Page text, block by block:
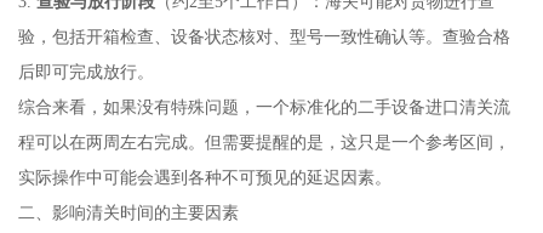
验，包括开箱检查、设备状态核对、型号一致性确认等。查验合格
后即可完成放行。
综合来看，如果没有特殊问题，一个标准化的二手设备进口清关流
程可以在两周左右完成。但需要提醒的是，这只是一个参考区间，
实际操作中可能会遇到各种不可预见的延迟因素。
二、影响清关时间的主要因素